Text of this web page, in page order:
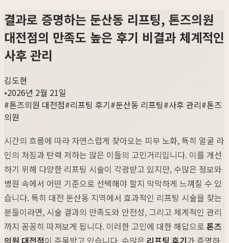
결과로 증명하는 둔산동 리프팅, 톤즈의원
대전점의 만족도 높은 후기 비결과 체계적인
사후 관리
김도현
•2026년 2월 21일
#톤즈의원 대전점#리프팅 후기#둔산동 리프팅#사후 관리#톤즈
의원
시간의 흐름에 따라 자연스럽게 찾아오는 피부 노화, 특히 얼굴 라
인의 처짐과 탄력 저하는 많은 이들의 고민거리입니다. 이를 개선
하기 위해 다양한 리프팅 시술이 각광받고 있지만, 수많은 정보와
병원 속에서 어떤 기준으로 선택해야 할지 막막하게 느껴질 수 있
습니다. 특히 대전 둔산동 지역에서 효과적인 리프팅 시술을 찾는
분들이라면, 시술 결과의 만족도와 안전성, 그리고 체계적인 관리
까지 꼼꼼히 따져보게 됩니다. 이러한 고민에 대한 해답으로 톤즈
의원 대전점이 주목받고 있습니다. 수많은 리프팅 후기가 증명하